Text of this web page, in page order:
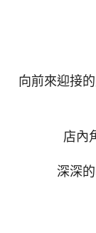
向前來迎接
店內
深深